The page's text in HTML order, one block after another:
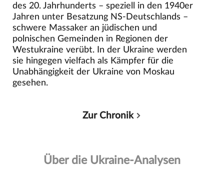
des 20. Jahrhunderts – speziell in den 1940er
Jahren unter Besatzung NS-Deutschlands –
schwere Massaker an jüdischen und
polnischen Gemeinden in Regionen der
Westukraine verübt. In der Ukraine werden
sie hingegen vielfach als Kämpfer für die
Unabhängigkeit der Ukraine von Moskau
gesehen.
Zur Chronik
Über die Ukraine-Analysen